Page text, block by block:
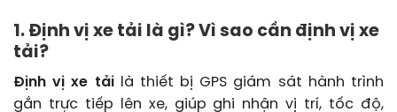
1. Định vị xe tải là gì? Vì sao cần định vị xe
tải?
Định vị xe tải
là thiết bị GPS giám sát hành trình
gắn trực tiếp lên xe, giúp ghi nhận vị trí, tốc độ,